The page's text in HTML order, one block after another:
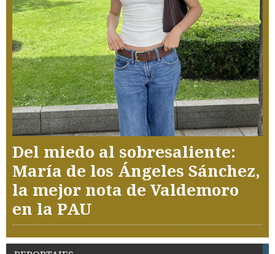
Del miedo al sobresaliente:
María de los Ángeles Sánchez,
la mejor nota de Valdemoro
en la PAU